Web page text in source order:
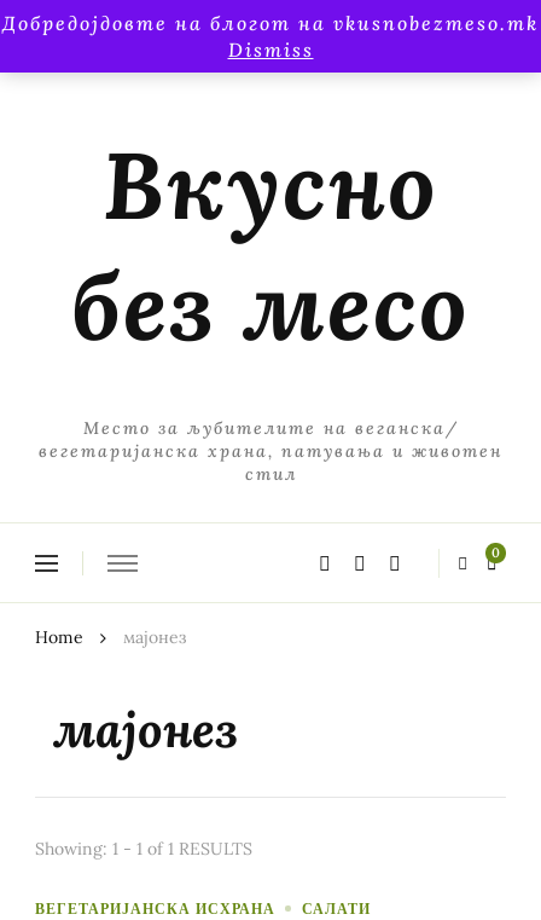
Добредојдовте на блогот на vkusnobezmeso.mk
Dismiss
Вкусно
без месо
Место за љубителите на веганска/
вегетаријанска храна, патувања и животен
стил
0
Home мајонез
мајонез
Showing: 1 - 1 of 1 RESULTS
ВЕГЕТАРИЈАНСКА ИСХРАНА САЛАТИ